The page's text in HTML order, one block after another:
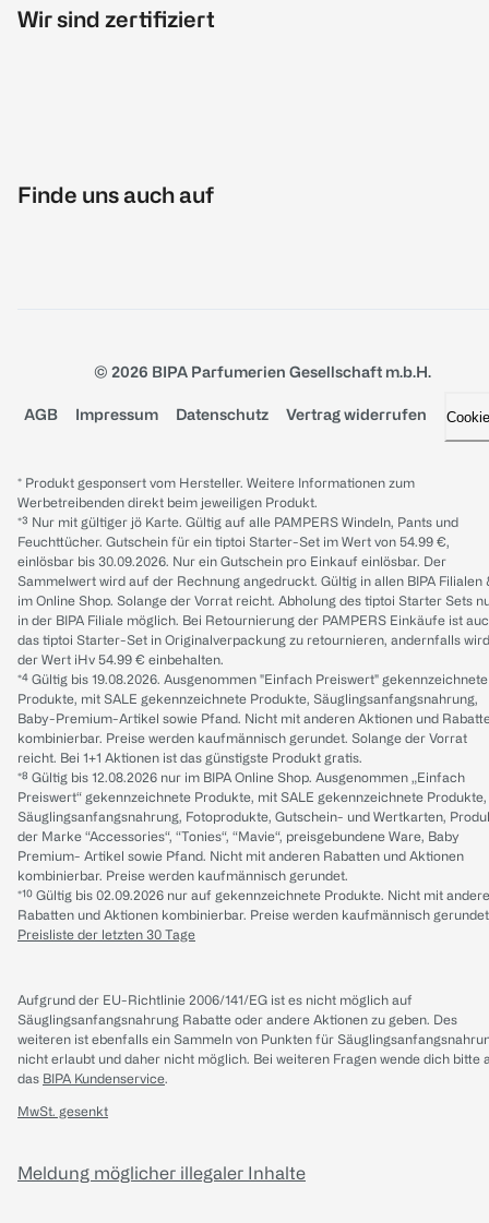
Wir sind zertifiziert
Finde uns auch auf
© 2026 BIPA Parfumerien Gesellschaft m.b.H.
AGB Impressum Datenschutz Vertrag widerrufen
* Produkt gesponsert vom Hersteller. Weitere Informationen zum
Werbetreibenden direkt beim jeweiligen Produkt.
*³ Nur mit gültiger jö Karte. Gültig auf alle PAMPERS Windeln, Pants und
Feuchttücher. Gutschein für ein tiptoi Starter-Set im Wert von 54.99 €,
einlösbar bis 30.09.2026. Nur ein Gutschein pro Einkauf einlösbar. Der
Sammelwert wird auf der Rechnung angedruckt. Gültig in allen BIPA Filialen
im Online Shop. Solange der Vorrat reicht. Abholung des tiptoi Starter Sets
in der BIPA Filiale möglich. Bei Retournierung der PAMPERS Einkäufe ist
das tiptoi Starter-Set in Originalverpackung zu retournieren, andernfalls wird
der Wert iHv 54.99 € einbehalten.
*⁴ Gültig bis 19.08.2026. Ausgenommen "Einfach Preiswert" gekennzeichnete
Produkte, mit SALE gekennzeichnete Produkte, Säuglingsanfangsnahrung,
Baby-Premium-Artikel sowie Pfand. Nicht mit anderen Aktionen und
kombinierbar. Preise werden kaufmännisch gerundet. Solange der Vorrat
reicht. Bei 1+1 Aktionen ist das günstigste Produkt gratis.
*⁸ Gültig bis 12.08.2026 nur im BIPA Online Shop. Ausgenommen „Einfach
Preiswert“ gekennzeichnete Produkte, mit SALE gekennzeichnete Produkte,
Säuglingsanfangsnahrung, Fotoprodukte, Gutschein- und Wertkarten,
der Marke “Accessories“, “Tonies“, “Mavie“, preisgebundene Ware, Baby
Premium- Artikel sowie Pfand. Nicht mit anderen Rabatten und Aktionen
kombinierbar. Preise werden kaufmännisch gerundet.
*¹⁰ Gültig bis 02.09.2026 nur auf gekennzeichnete Produkte. Nicht mit
Rabatten und Aktionen kombinierbar. Preise werden kaufmännisch
Preisliste der letzten 30 Tage
Aufgrund der EU-Richtlinie 2006/141/EG ist es nicht möglich auf
Säuglingsanfangsnahrung Rabatte oder andere Aktionen zu geben. Des
weiteren ist ebenfalls ein Sammeln von Punkten für
nicht erlaubt und daher nicht möglich. Bei weiteren Fragen wende dich bitte
das BIPA Kundenservice.
MwSt. gesenkt
Meldung möglicher illegaler Inhalte